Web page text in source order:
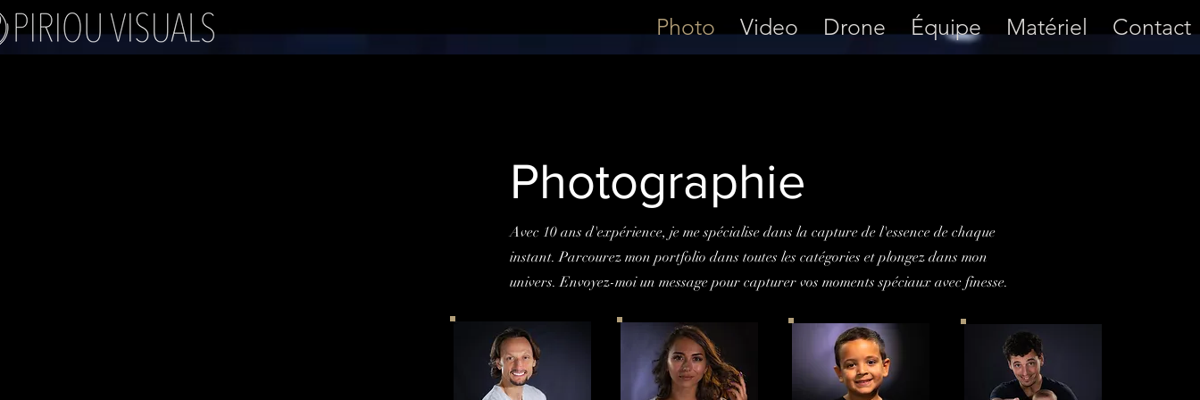
Photo Video Drone Équipe Matériel Contact
Photographie
Avec 10 ans d'expérience, je me spécialise dans la capture de l'essence de chaque
instant. Parcourez mon portfolio dans toutes les catégories et plongez dans mon
univers. Envoyez-moi un message pour capturer vos moments spéciaux avec finesse.